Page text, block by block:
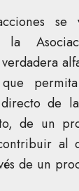
que
de
de un
al
de un